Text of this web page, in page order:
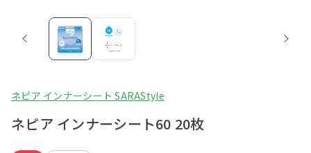
ネピア インナーシート SARAStyle
ネピア インナーシート60 20枚